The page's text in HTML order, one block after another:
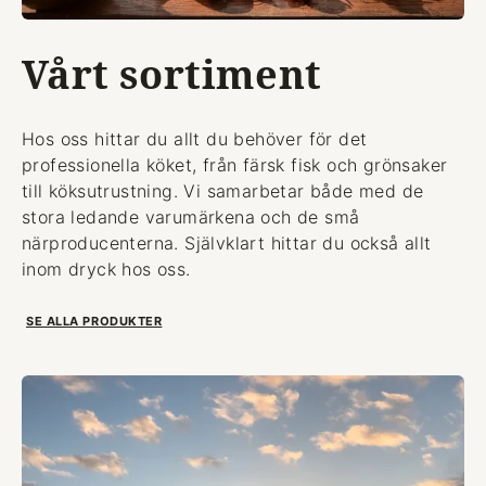
Vårt sortiment
Hos oss hittar du allt du behöver för det
professionella köket, från färsk fisk och grönsaker
till köksutrustning. Vi samarbetar både med de
stora ledande varumärkena och de små
närproducenterna. Självklart hittar du också allt
inom dryck hos oss.
SE ALLA PRODUKTER